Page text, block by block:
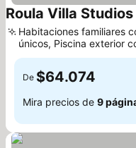
Roula Villa
Habitaciones familiares
únicos, Piscina exterior
hidromasaje
De $64.074
Mira precios de 9